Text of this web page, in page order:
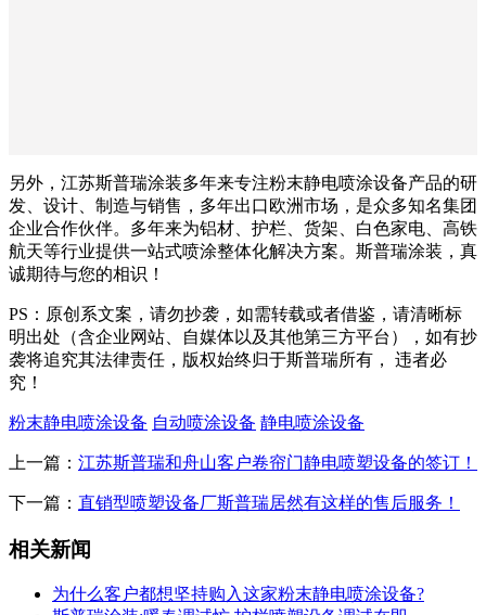
另外，江苏斯普瑞涂装多年来专注粉末静电喷涂设备产品的研
发、设计、制造与销售，多年出口欧洲市场，是众多知名集团
企业合作伙伴。多年来为铝材、护栏、货架、白色家电、高铁
航天等行业提供一站式喷涂整体化解决方案。斯普瑞涂装，真
诚期待与您的相识！
PS：原创系文案，请勿抄袭，如需转载或者借鉴，请清晰标
明出处（含企业网站、自媒体以及其他第三方平台），如有抄
袭将追究其法律责任，版权始终归于斯普瑞所有， 违者必
究！
粉末静电喷涂设备 自动喷涂设备 静电喷涂设备
上一篇： 江苏斯普瑞和舟山客户卷帘门静电喷塑设备的签订！
下一篇： 直销型喷塑设备厂斯普瑞居然有这样的售后服务！
相关新闻
为什么客户都想坚持购入这家粉末静电喷涂设备?